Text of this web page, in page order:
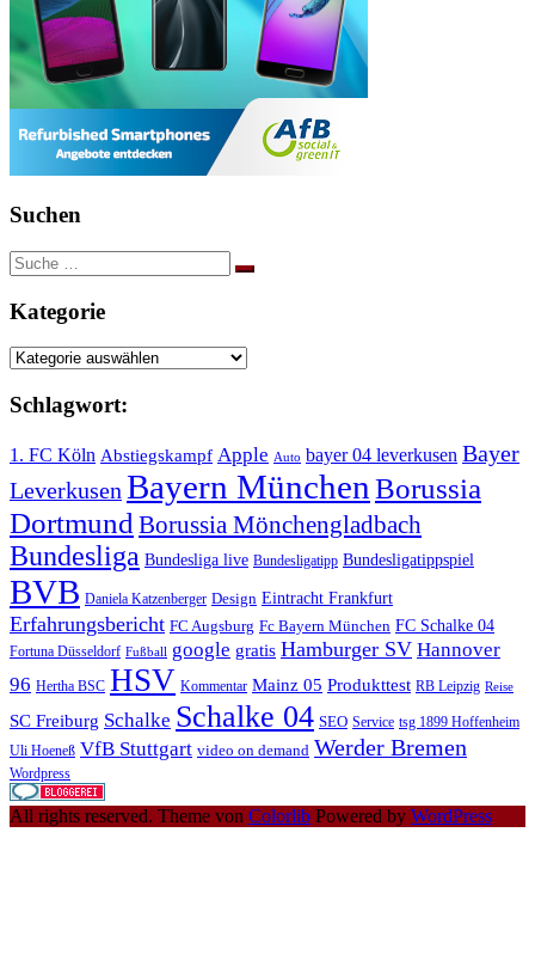
Suchen
Suche
nach:
Kategorie
Kategorie
Schlagwort:
1. FC Köln Abstiegskampf Apple Auto bayer 04 leverkusen Bayer
Leverkusen Bayern München Borussia
Dortmund Borussia Mönchengladbach
Bundesliga Bundesliga live Bundesligatipp Bundesligatippspiel
BVB Daniela Katzenberger Design Eintracht Frankfurt
Erfahrungsbericht FC Augsburg Fc Bayern München FC Schalke 04
Fortuna Düsseldorf Fußball google gratis Hamburger SV Hannover
96 Hertha BSC HSV Kommentar Mainz 05 Produkttest RB Leipzig Reise
SC Freiburg Schalke Schalke 04 SEO Service tsg 1899 Hoffenheim
Uli Hoeneß VfB Stuttgart video on demand Werder Bremen
Wordpress
All rights reserved. Theme von Colorlib Powered by WordPress